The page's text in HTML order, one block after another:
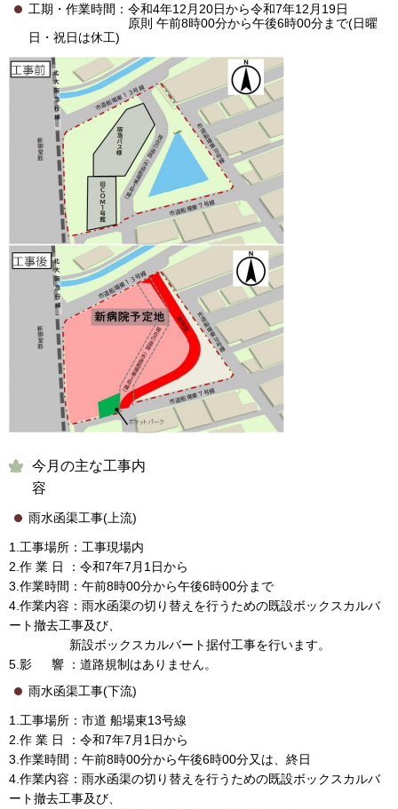
工期・作業時間：令和4年12月20日から令和7年12月19日
原則 午前8時00分から午後6時00分まで(日曜
日・祝日は休工)
今月の主な工事内
雨水函渠工事(上流)
1.工事場所：工事現場内
2.作 業 日 ：令和7年7月1日から
3.作業時間：午前8時00分から午後6時00分まで
4.作業内容：雨水函渠の切り替えを行うための既設ボックスカルバ
ート撤去工事及び、
新設ボックスカルバート据付工事を行います。
5.影 響 ：道路規制はありません。
雨水函渠工事(下流)
1.工事場所：市道 船場東13号線
2.作 業 日 ：令和7年7月1日から
3.作業時間：午前8時00分から午後6時00分又は、終日
4.作業内容：雨水函渠の切り替えを行うための既設ボックスカルバ
ート撤去工事及び、